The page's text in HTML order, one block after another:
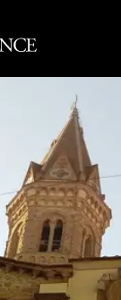
principal